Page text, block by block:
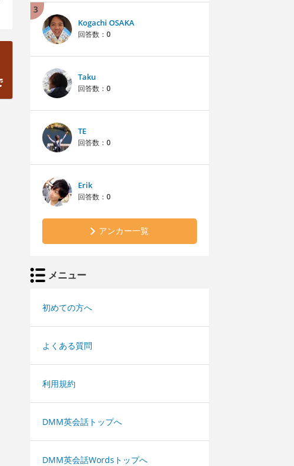
3
Kogachi OSAKA
回答数： 0
Taku
回答数： 0
TE
回答数： 0
Erik
回答数： 0
アンカー一覧
メニュー
初めての方へ
よくある質問
利用規約
DMM英会話トップへ
DMM英会話Wordsトップへ